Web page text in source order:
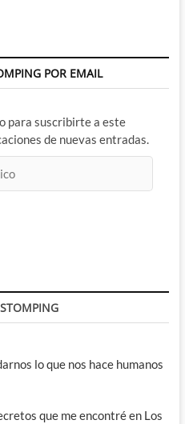
POR EMAIL
para suscribirte a este
de nuevas entradas.
lo que nos hace humanos
que me encontré en Los